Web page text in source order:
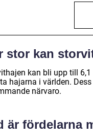
stor kan
kan bli upp till
hajarna i världen.
närvaro.
är fördelarna